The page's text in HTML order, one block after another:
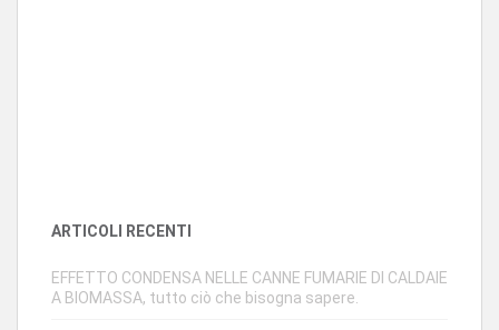
ARTICOLI RECENTI
EFFETTO CONDENSA NELLE CANNE FUMARIE DI CALDAIE
A BIOMASSA, tutto ciò che bisogna sapere.